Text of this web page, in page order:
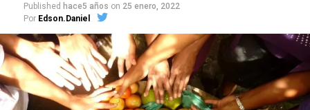
Published hace5 años on 25 enero, 2022
Por Edson.Daniel